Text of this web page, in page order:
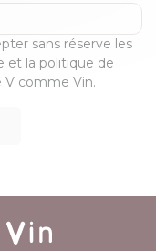
sans réserve les
et la politique de
V comme Vin.